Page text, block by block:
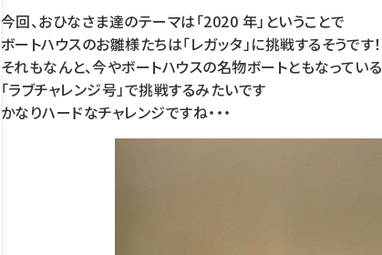
今回、おひなさま達のテーマは「2020 年」ということで
ボートハウスのお雛様たちは「レガッタ」に挑戦するそうです！
それもなんと、今やボートハウスの名物ボートともなっている
「ラブチャレンジ号」で挑戦するみたいです
かなりハードなチャレンジですね・・・